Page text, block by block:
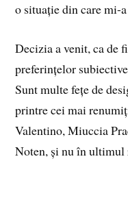
o situație din care mi-
Decizia a venit, ca de
preferințelor
Sunt multe fețe de
printre cei mai
Valentino, Miuccia
Noten, și nu în ultimul